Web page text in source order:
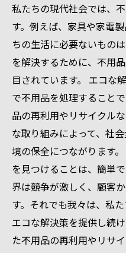
私たちの現代社会では、
す。例えば、家具や家電
ちの生活に必要ないもの
を解決するために、不用
目されています。 エコな
で不用品を処理すること
品の再利用やリサイクル
な取り組みによって、社
境の保全につながります
を見つけることは、簡単
界は競争が激しく、顧客
す。それでも我々は、私
エコな解決策を提供し続
た不用品の再利用やリサ